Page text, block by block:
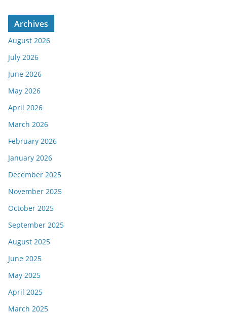
Archives
August 2026
July 2026
June 2026
May 2026
April 2026
March 2026
February 2026
January 2026
December 2025
November 2025
October 2025
September 2025
August 2025
June 2025
May 2025
April 2025
March 2025